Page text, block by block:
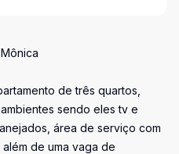
de três quartos,
sendo eles tv e
área de serviço com
de uma vaga de